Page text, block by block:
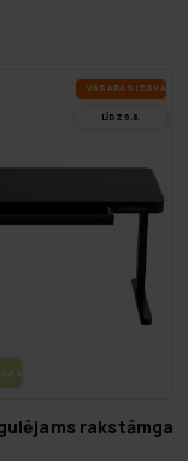
VA­SA­RAS IZ­SKA­ŅA
LĪDZ 9.8.
PIE­GĀ­DE